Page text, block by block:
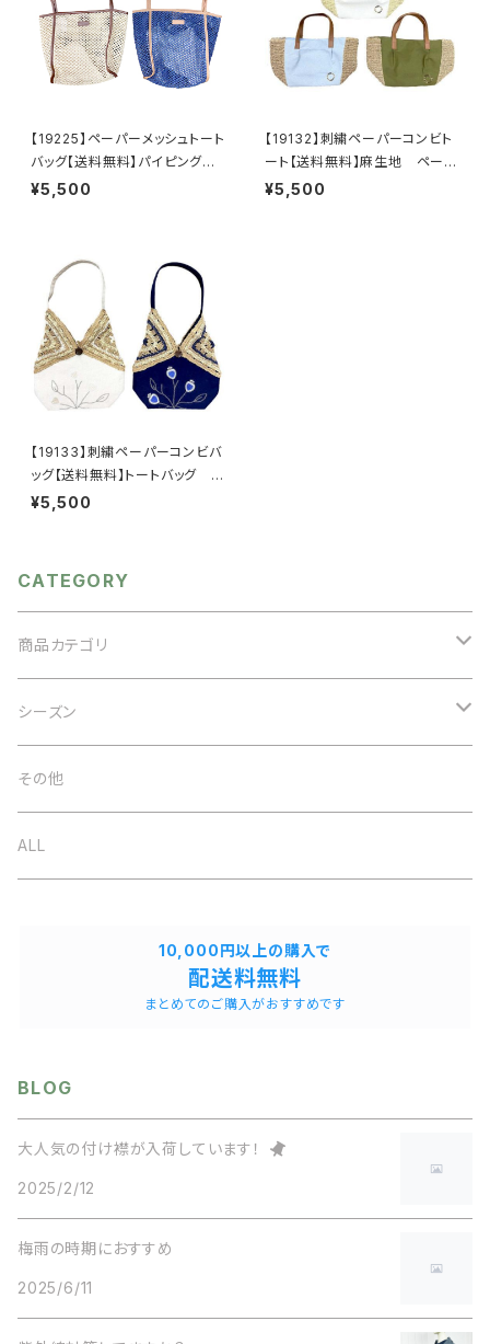
【19225】ペーパーメッシュトート
バッグ【送料無料】パイピング
インナーバッグ 巾着付き ナ
¥5,500
【19132】刺繍ペーパーコンビト
ート【送料無料】麻生地 ペーパ
ーバッグ ワンポイント刺繍 リ
¥5,500
【19133】刺繍ペーパーコンビバ
ッグ【送料無料】トートバッグ 肩
掛け 麻生地 刺繍バッグ ペ
ュラル
¥5,500
CATEGORY
商品カテゴリ
アクセサリー
ネックレス
イヤリング
ピアス
リング（指輪）
バッグ
ベルト
付け襟
財布
シーズン
オケージョン
春夏
その他
ALL
10,000円以上の購入で
配送料無料
まとめてのご購入がおすすめです
BLOG
大人気の付け襟が入荷しています！
2025/2/12
梅雨の時期におすすめ
2025/6/11